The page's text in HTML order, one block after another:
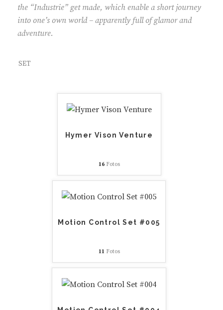
the “Industrie” get made, which enable a short journey
into one’s own world – apparently full of glamor and
adventure.
SET
Hymer Vison Venture
16Fotos
Motion Control Set #005
11 Fotos